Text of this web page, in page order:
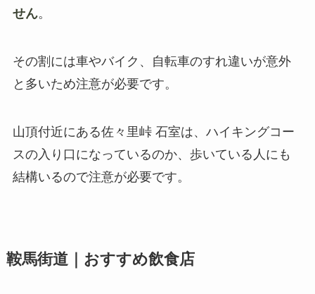
せん。
その割には車やバイク、自転車のすれ違いが意外
と多いため注意が必要です。
山頂付近にある佐々里峠 石室は、ハイキングコー
スの入り口になっているのか、歩いている人にも
結構いるので注意が必要です。
鞍馬街道｜おすすめ飲食店